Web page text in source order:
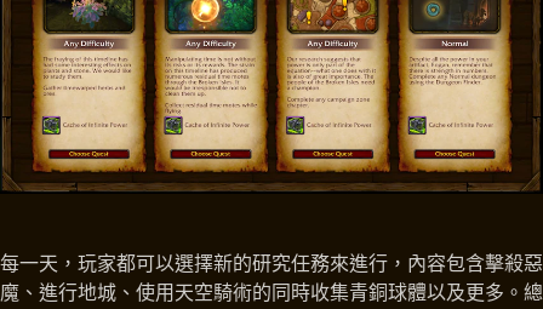
每一天，玩家都可以選擇新的研究任務來進行，內容包含擊殺惡
魔、進行地城、使用天空騎術的同時收集青銅球體以及更多。總